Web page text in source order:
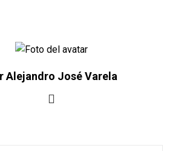
Alejandro José Varela